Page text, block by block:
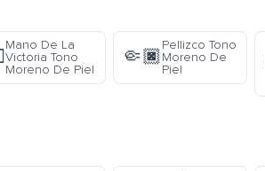
Mano De La
Victoria Tono
Moreno De Piel
🤏🏿
Pellizco Tono
Moreno De
Piel